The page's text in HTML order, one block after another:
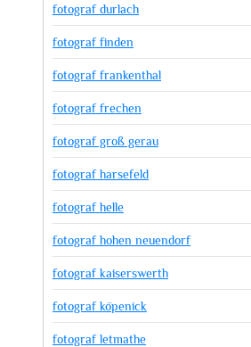
fotograf durlach
fotograf finden
fotograf frankenthal
fotograf frechen
fotograf groß gerau
fotograf harsefeld
fotograf helle
fotograf hohen neuendorf
fotograf kaiserswerth
fotograf köpenick
fotograf letmathe